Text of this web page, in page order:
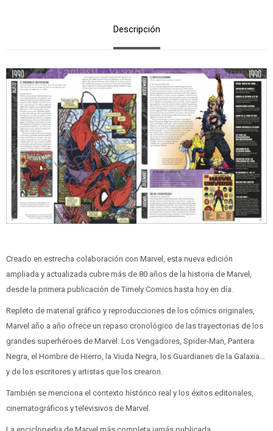
Descripción
Creado en estrecha colaboración con Marvel, esta nueva edición
ampliada y actualizada cubre más de 80 años de la historia de Marvel,
desde la primera publicación de Timely Comics hasta hoy en día.
Repleto de material gráfico y reproducciones de los cómics originales,
Marvel año a año ofrece un repaso cronológico de las trayectorias de los
grandes superhéroes de Marvel: Los Vengadores, Spider-Man, Pantera
Negra, el Hombre de Hierro, la Viuda Negra, los Guardianes de la Galaxia…
y de los escritores y artistas que los crearon.
También se menciona el contexto histórico real y los éxitos editoriales,
cinematográficos y televisivos de Marvel.